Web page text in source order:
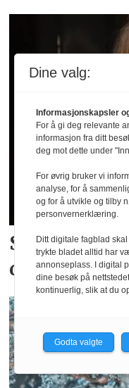
Skyhøy
drakter
Dine valg:
Informasjonskapsler
For å gi deg relevante
informasjon fra ditt
deg mot dette under
For øvrig bruker vi
analyse, for å
og for å utvikle og tilby
personvernerklæring.
Ditt digitale fagblad
trykte bladet alltid har
annonseplass. I digital
dine besøk på
kontinuerlig, slik at du
Godta valgte